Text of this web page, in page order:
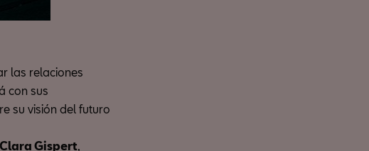
las relaciones
con sus
su visión del futuro
Clara Gispert,